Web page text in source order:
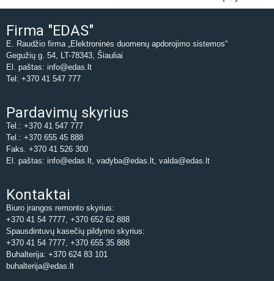
Firma "EDAS"
E. Raudžio firma „Elektroninės duomenų apdorojimo sistemos“
Gegužių g. 54, LT-78343, Šiauliai
El. paštas: info@edas.lt
Tel: +370 41 547 777
Pardavimų skyrius
Tel.: +370 41 547 777
Tel.: +370 655 45 888
Faks. +370 41 526 300
El. paštas: info@edas.lt, vadyba@edas.lt, valda@edas.lt
Kontaktai
Biuro įrangos remonto skyrius:
+370 41 54 7777, +370 652 62 888
Spausdintuvų kasečių pildymo skyrius:
+370 41 54 7777, +370 655 35 888
Buhalterija: +370 624 83 101
buhalterija@edas.lt